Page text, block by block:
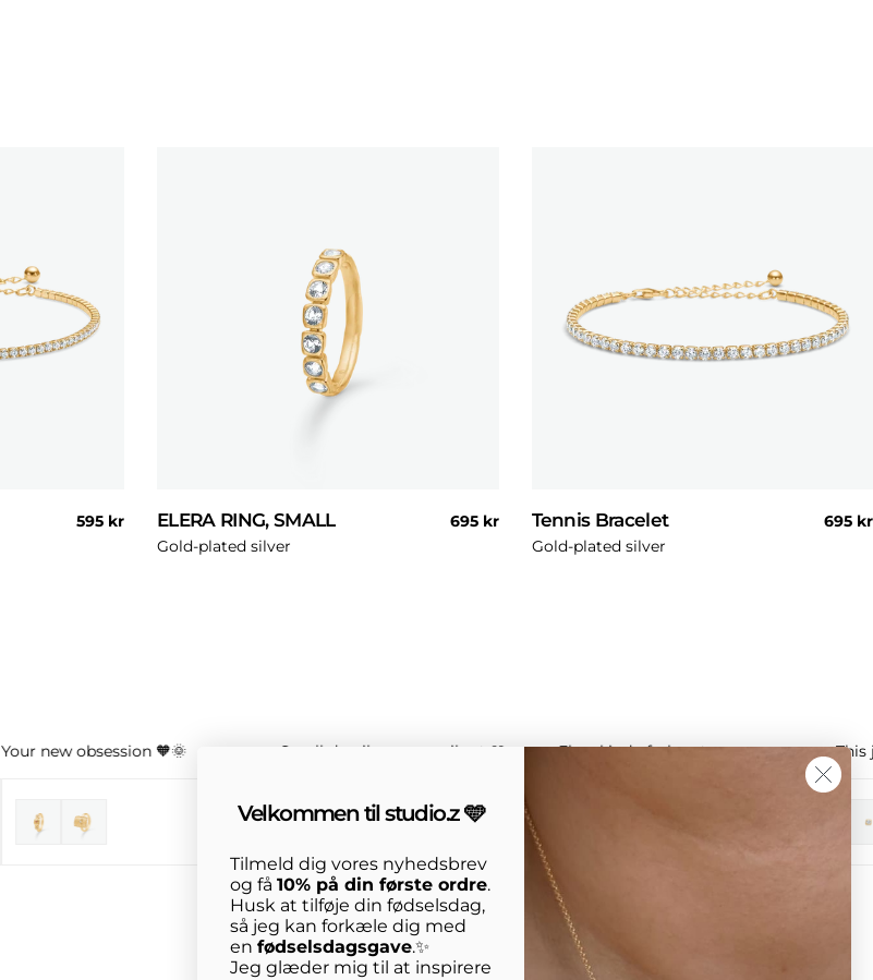
Regular
595 kr
ELERA RING, SMALL
Regular
695 kr
Gold-plated silver
Tennis Bracelet
695 kr
Gold-plated silver
Your new obsession 🧡🌞 Small details, strong vibe ✨🩵 Elera kind of glow ✨ This
Velkommen til studio.z 🩵
Tilmeld dig vores nyhedsbrev
og få 10% på din første ordre.
Husk at tilføje din fødselsdag,
så jeg kan forkæle dig med
en fødselsdagsgave.✨
Jeg glæder mig til at inspirere